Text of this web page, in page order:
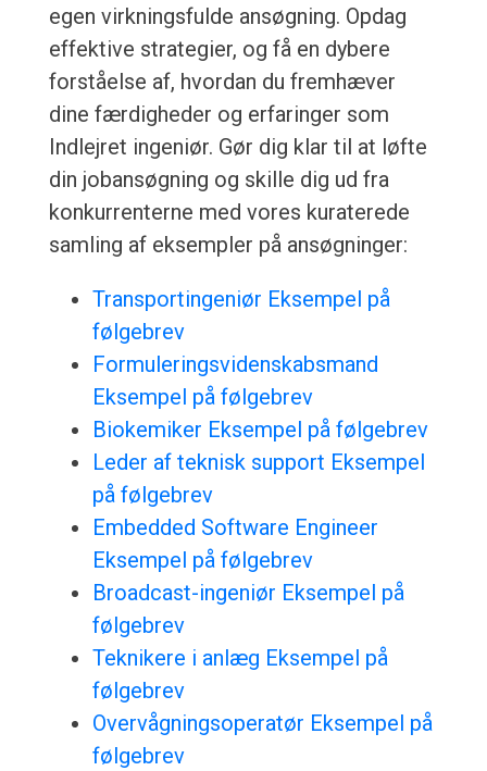
egen virkningsfulde ansøgning. Opdag
effektive strategier, og få en dybere
forståelse af, hvordan du fremhæver
dine færdigheder og erfaringer som
Indlejret ingeniør. Gør dig klar til at løfte
din jobansøgning og skille dig ud fra
konkurrenterne med vores kuraterede
samling af eksempler på ansøgninger:
Transportingeniør Eksempel på
følgebrev
Formuleringsvidenskabsmand
Eksempel på følgebrev
Biokemiker Eksempel på følgebrev
Leder af teknisk support Eksempel
på følgebrev
Embedded Software Engineer
Eksempel på følgebrev
Broadcast-ingeniør Eksempel på
følgebrev
Teknikere i anlæg Eksempel på
følgebrev
Overvågningsoperatør Eksempel på
følgebrev